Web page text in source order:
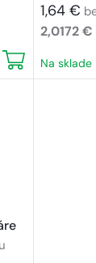
1,64 €
2,0172 €
Na sklade